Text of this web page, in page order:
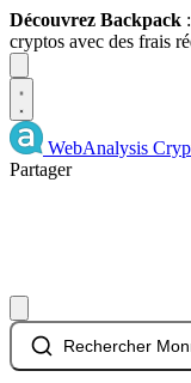
Découvrez Backpack
cryptos avec des frais
WebAnalysis
Partager
Rechercher